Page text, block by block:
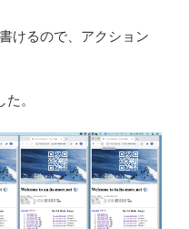
けるので、アクション
。